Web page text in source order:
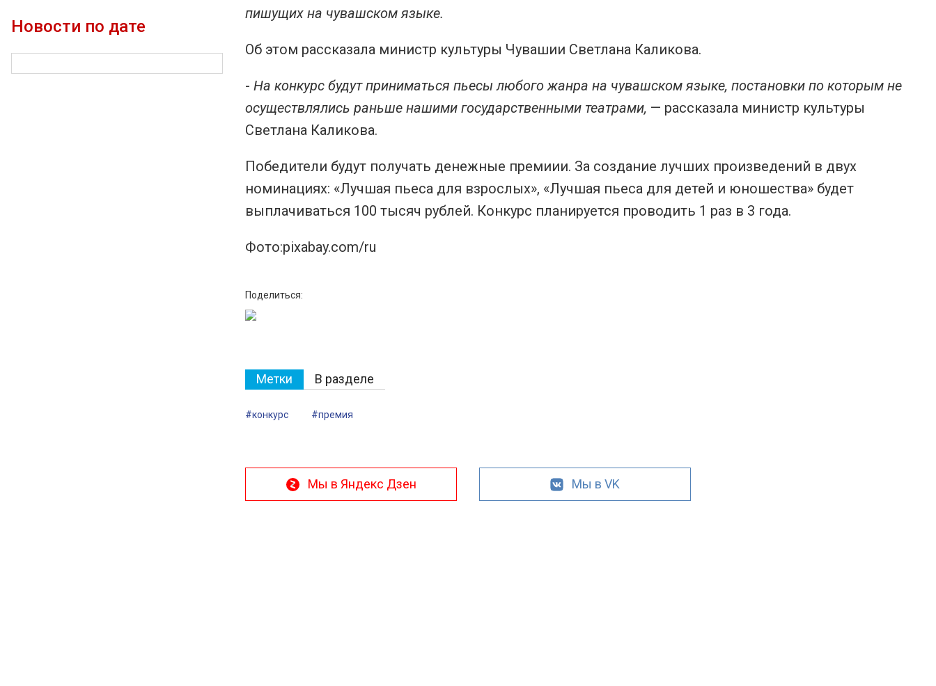
Новости по дате
пишущих на чувашском языке.
Об этом рассказала министр культуры Чувашии Светлана Каликова.
- На конкурс будут приниматься пьесы любого жанра на чувашском языке, постановки по которым не
осуществлялись раньше нашими государственными театрами, — рассказала министр культуры
Светлана Каликова.
Победители будут получать денежные премиии. За создание лучших произведений в двух
номинациях: «Лучшая пьеса для взрослых», «Лучшая пьеса для детей и юношества» будет
выплачиваться 100 тысяч рублей. Конкурс планируется проводить 1 раз в 3 года.
Фото:pixabay.com/ru
Поделиться:
Метки В разделе
#конкурс #премия
Мы в Яндекс Дзен Мы в VK